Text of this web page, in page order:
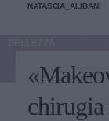
NATASCIA_ALIBANI
chirugia